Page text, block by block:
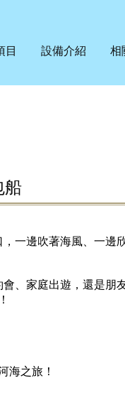
目 設備介紹 相
船
一邊吹著海風、一邊
、家庭出遊，還是朋
海之旅！